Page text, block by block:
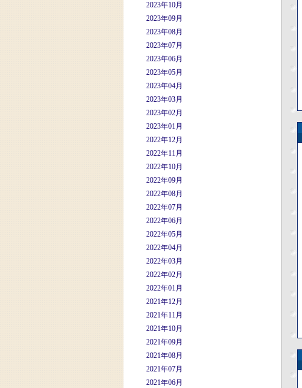
2023年10月
2023年09月
2023年08月
2023年07月
2023年06月
2023年05月
2023年04月
2023年03月
2023年02月
2023年01月
2022年12月
2022年11月
2022年10月
2022年09月
2022年08月
2022年07月
2022年06月
2022年05月
2022年04月
2022年03月
2022年02月
2022年01月
2021年12月
2021年11月
2021年10月
2021年09月
2021年08月
2021年07月
2021年06月